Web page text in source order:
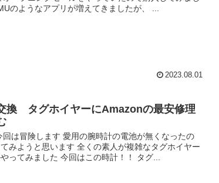
のようなアプリが増えてきましたが、 ...
2023.08.01
換 タグホイヤーにAmazonの最安修理
回は冒険します 愛用の腕時計の電池が無くなったの
みようと思います 全くの素人が複雑なタグホイヤー
ってみました 今回はこの時計！！ タグ...